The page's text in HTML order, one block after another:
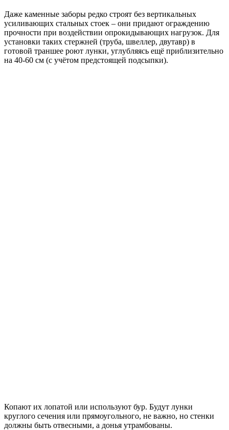
Даже каменные заборы редко строят без вертикальных
усиливающих стальных стоек – они придают ограждению
прочности при воздействии опрокидывающих нагрузок. Для
установки таких стержней (труба, швеллер, двутавр) в
готовой траншее роют лунки, углубляясь ещё приблизительно
на 40-60 см (с учётом предстоящей подсыпки).
Копают их лопатой или используют бур. Будут лунки
круглого сечения или прямоугольного, не важно, но стенки
должны быть отвесными, а донья утрамбованы.